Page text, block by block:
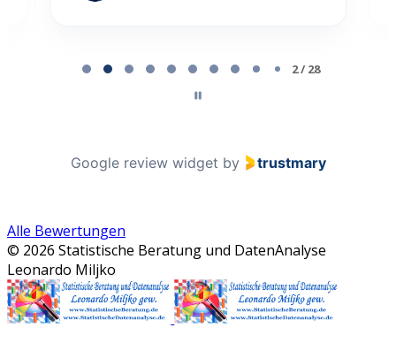
2 / 28
Google review widget by trustmary
Alle Bewertungen
© 2026 Statistische Beratung und DatenAnalyse
Leonardo Miljko